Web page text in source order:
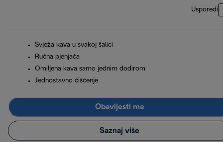
Usporedi
Svježa kava u svakoj šalici
Ručna pjenjača
Omiljena kava samo jednim dodirom
Jednostavno čišćenje
Obavijesti me
Saznaj više